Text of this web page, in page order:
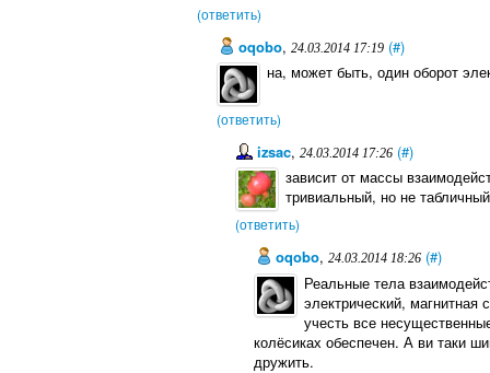
(ответить)
oqobo, 24.03.2014 17:19 (#)
на, может быть, один оборот
(ответить)
izsac,24.03.2014 17:26 (#)
зависит от массы
тривиальный, но не
(ответить)
oqobo, 24.03.2014 18:26 (#)
Реальные тела
электрический,
учесть все
колёсиках обеспечен. А ви таки
дружить.